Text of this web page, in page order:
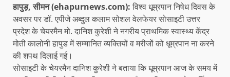
हापुड़, सीमन (ehapurnews.com): विश्व धूम्रपान निषेध दिवस के
अवसर पर डॉ. एपीजे अब्दुल कलाम सोशल वेलफेयर सोसाइटी उत्तर
प्रदेश के चेयरमैन मो. दानिश कुरेशी ने नगरीय प्राथमिक स्वास्थ्य केंद्र
मोती कालोनी हापुड में सम्मानित व्यक्तियों व मरीजों को धूम्रपान ना करने
की शपथ दिलाई गई।
सोसाइटी के चेयरमैन दानिश कुरेशी ने बताया कि धूम्रपान आज के समय में